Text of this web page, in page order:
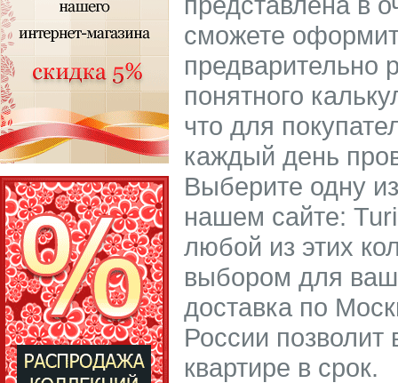
сможете
предварительно
понятного
что для
каждый день
Выберите одну
нашем сайте:
любой из этих
выбором для
доставка по
России
квартире в срок.